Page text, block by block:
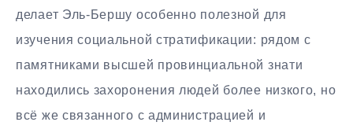
делает Эль-Бершу особенно полезной для
изучения социальной стратификации: рядом с
памятниками высшей провинциальной знати
находились захоронения людей более низкого, но
всё же связанного с администрацией и